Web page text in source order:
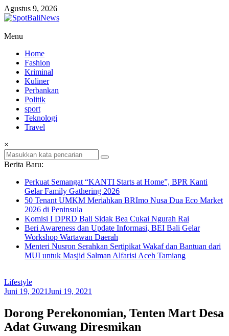
Lompat
ke
Agustus 9, 2026
SpotBaliNews
Menu
Home
Fashion
Kriminal
Kuliner
Perbankan
Politik
sport
Teknologi
Travel
×
Berita Baru:
Perkuat Semangat “KANTI Starts at Home”, BPR Kanti
Gelar Family Gathering 2026
50 Tenant UMKM Meriahkan BRImo Nusa Dua Eco Market
2026 di Peninsula
Komisi I DPRD Bali Sidak Bea Cukai Ngurah Rai
Beri Awareness dan Update Informasi, BEI Bali Gelar
Workshop Wartawan Daerah
Menteri Nusron Serahkan Sertipikat Wakaf dan Bantuan dari
MUI untuk Masjid Salman Alfarisi Aceh Tamiang
Lifestyle
Juni 19, 2021Juni 19, 2021
Dorong Perekonomian, Tenten Mart Desa
Adat Guwang Diresmikan